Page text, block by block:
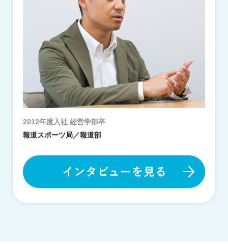
2012年度入社 経営学部卒
報道スポーツ局／報道部